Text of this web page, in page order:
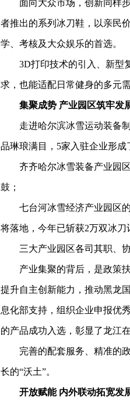
面向大众市场，创新同样
者推出的系列冰刀鞋，以亲民
学、考核及大众娱乐的首选。
3D打印技术的引入、新型
求，也能适配日常健身的多元
集聚成势 产业园区筑牢发
走进哈尔滨冰雪运动装备
品琳琅满目，5家入驻企业形成
齐齐哈尔冰雪装备产业园
鼓；
七台河冰雪经济产业园区
将落地，今年已斩获2万双冰刀
三大产业园区各司其职、
产业集聚的背后，是政策
提升自主创新能力，推动黑龙
息化部支持，组织企业申报优
的产品成功入选，彰显了龙江
完善的配套服务、精准的
长的“沃土”。
开放赋能 内外联动拓宽发